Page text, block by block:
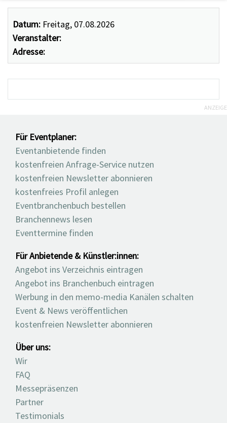
Datum: Freitag, 07.08.2026
Veranstalter:
Adresse:
ANZEIGE
Für Eventplaner:
Eventanbietende finden
kostenfreien Anfrage-Service nutzen
kostenfreien Newsletter abonnieren
kostenfreies Profil anlegen
Eventbranchenbuch bestellen
Branchennews lesen
Eventtermine finden
Für Anbietende & Künstler:innen:
Angebot ins Verzeichnis eintragen
Angebot ins Branchenbuch eintragen
Werbung in den memo-media Kanälen schalten
Event & News veröffentlichen
kostenfreien Newsletter abonnieren
Über uns:
Wir
FAQ
Messepräsenzen
Partner
Testimonials